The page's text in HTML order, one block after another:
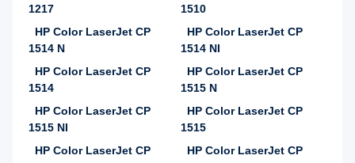
1217
1510
HP Color LaserJet CP
1514 N
HP Color LaserJet CP
1514 NI
HP Color LaserJet CP
1514
HP Color LaserJet CP
1515 N
HP Color LaserJet CP
1515 NI
HP Color LaserJet CP
1515
HP Color LaserJet CP
HP Color LaserJet CP